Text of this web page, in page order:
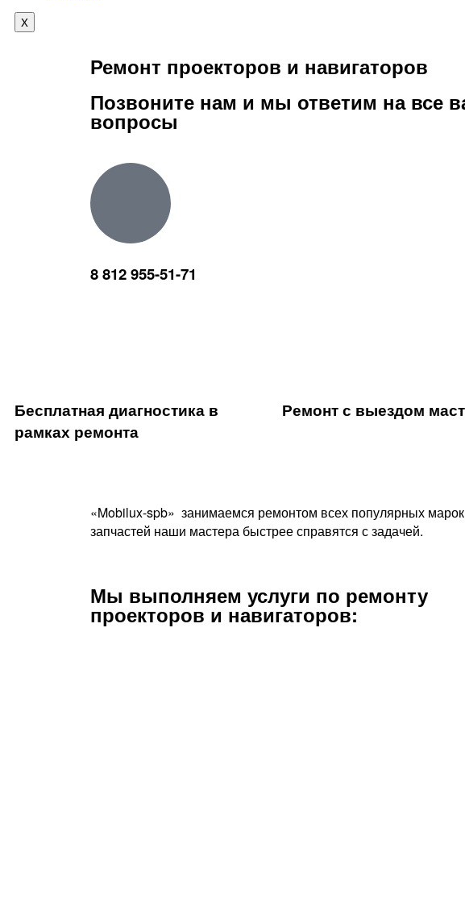
X
Ремонт проекторов и навигаторов
Позвоните нам и мы ответим на все
вопросы
8 812 955-51-71
Бесплатная диагностика в
рамках ремонта
Ремонт с выездом
«Mobilux-spb» занимаемся ремонтом всех популярных
запчастей наши мастера быстрее справятся с задачей.
Мы выполняем услуги по ремонту
проекторов и навигаторов: